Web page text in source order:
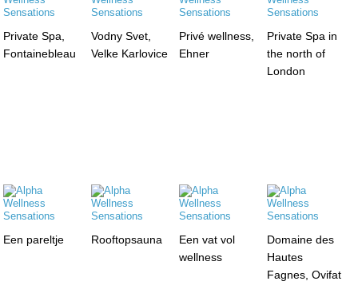
Private Spa,
Fontainebleau
Vodny Svet,
Velke Karlovice
Privé wellness,
Ehner
Private Spa in
the north of
London
Een pareltje Rooftopsauna
Een vat vol
wellness
Domaine des
Hautes
Fagnes, Ovifat